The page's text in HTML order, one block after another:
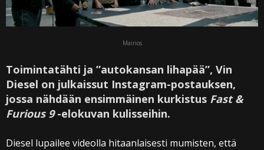
Mainos
Toimintatähti ja ”autokansan lihapää”, Vin
Diesel on julkaissut Instagram-postauksen,
jossa nähdään ensimmäinen kurkistus Fast &
Furious 9-elokuvan kulisseihin.
Diesel lupailee videolla hitaanlaisesti mumisten, että